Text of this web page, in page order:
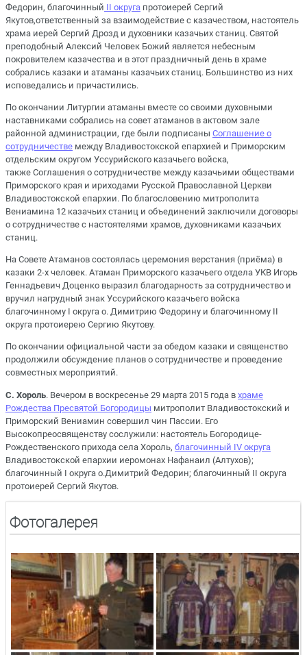
Федорин, благочинный II округа протоиерей Сергий
Якутов,ответственный за взаимодействие с казачеством, настоятель
храма иерей Сергий Дрозд и духовники казачьих станиц. Святой
преподобный Алексий Человек Божий является небесным
покровителем казачества и в этот праздничный день в храме
собрались казаки и атаманы казачьих станиц. Большинство из них
исповедались и причастились.
По окончании Литургии атаманы вместе со своими духовными
наставниками собрались на совет атаманов в актовом зале
районной администрации, где были подписаны Соглашение о
сотрудничестве между Владивостокской епархией и Приморским
отдельским округом Уссурийского казачьего войска,
также Соглашения о сотрудничестве между казачьими обществами
Приморского края и ириходами Русской Православной Церкви
Владивостокской епархии. По благословению митрополита
Вениамина 12 казачьих станиц и объединений заключили договоры
о сотрудничестве с настоятелями храмов, духовниками казачьих
станиц.
На Совете Атаманов состоялась церемония верстания (приёма) в
казаки 2-х человек. Атаман Приморского казачьего отдела УКВ Игорь
Геннадьевич Доценко выразил благодарность за сотрудничество и
вручил нагрудный знак Уссурийского казачьего войска
благочинному I округа о. Димитрию Федорину и благочинному II
округа протоиерею Сергию Якутову.
По окончании официальной части за обедом казаки и священство
продолжили обсуждение планов о сотрудничестве и проведение
совместных мероприятий.
С. Хороль. Вечером в воскресенье 29 марта 2015 года в храме
Рождества Пресвятой Богородицы митрополит Владивостокский и
Приморский Вениамин совершил чин Пассии. Его
Высокопреосвященству сослужили: настоятель Богородице-
Рождественского прихода села Хороль, благочинный IV округа
Владивостокской епархии иеромонах Нафанаил (Алтухов);
благочинный I округа о.Димитрий Федорин; благочинный II округа
протоиерей Сергий Якутов.
Фотогалерея